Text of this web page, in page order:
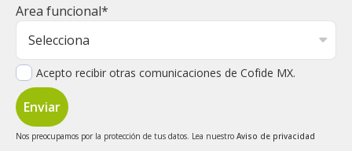
Area funcional*
Acepto recibir otras comunicaciones de Cofide MX.
Nos preocupamos por la protección de tus datos. Lea nuestro Aviso de privacidad